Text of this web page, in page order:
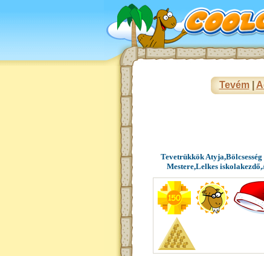
Tevém|
Tevetrükkök
Mestere,Lelkes